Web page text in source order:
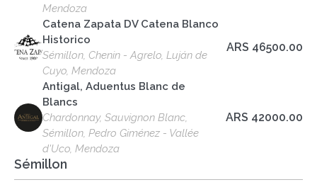
Mendoza
Catena Zapata DV Catena Blanco
Historico
Sémillon, Chenin - Agrelo, Luján de
Cuyo, Mendoza
ARS 46500.00
Antigal, Aduentus Blanc de
Blancs
Chardonnay, Sauvignon Blanc,
Sémillon, Pedro Giménez - Vallée
d'Uco, Mendoza
ARS 42000.00
Sémillon